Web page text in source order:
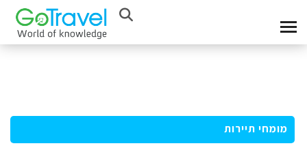
מומחי תיירות